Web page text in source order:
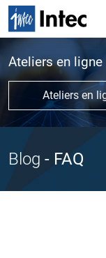
Ateliers en
Ateliers en
Blog - FAQ